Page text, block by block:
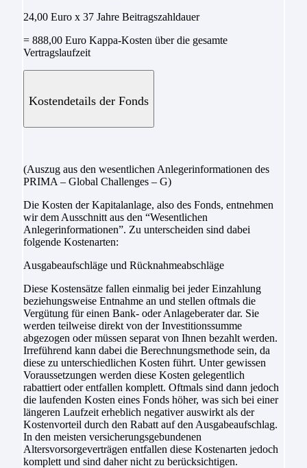
24,00 Euro x 37 Jahre Beitragszahldauer
= 888,00 Euro Kappa-Kosten über die gesamte
Vertragslaufzeit
Kostendetails der Fonds
(Auszug aus den wesentlichen Anlegerinformationen des
PRIMA – Global Challenges – G)
Die Kosten der Kapitalanlage, also des Fonds, entnehmen
wir dem Ausschnitt aus den “Wesentlichen
Anlegerinformationen”. Zu unterscheiden sind dabei
folgende Kostenarten:
Ausgabeaufschläge und Rücknahmeabschläge
Diese Kostensätze fallen einmalig bei jeder Einzahlung
beziehungsweise Entnahme an und stellen oftmals die
Vergütung für einen Bank- oder Anlageberater dar. Sie
werden teilweise direkt von der Investitionssumme
abgezogen oder müssen separat von Ihnen bezahlt werden.
Irreführend kann dabei die Berechnungsmethode sein, da
diese zu unterschiedlichen Kosten führt. Unter gewissen
Voraussetzungen werden diese Kosten gelegentlich
rabattiert oder entfallen komplett. Oftmals sind dann jedoch
die laufenden Kosten eines Fonds höher, was sich bei einer
längeren Laufzeit erheblich negativer auswirkt als der
Kostenvorteil durch den Rabatt auf den Ausgabeaufschlag.
In den meisten versicherungsgebundenen
Altersvorsorgeverträgen entfallen diese Kostenarten jedoch
komplett und sind daher nicht zu berücksichtigen.